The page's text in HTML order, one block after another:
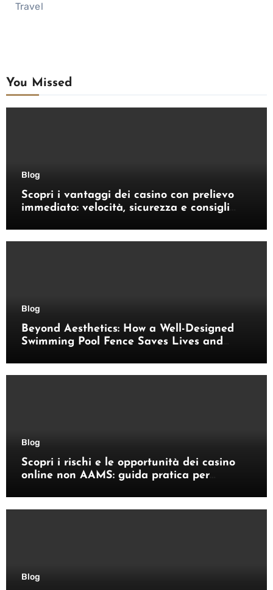
Travel
You Missed
Blog
Scopri i vantaggi dei casino con prelievo
immediato: velocità, sicurezza e consigli
Blog
Beyond Aesthetics: How a Well-Designed
Swimming Pool Fence Saves Lives and
Blog
Scopri i rischi e le opportunità dei casino
online non AAMS: guida pratica per
Blog